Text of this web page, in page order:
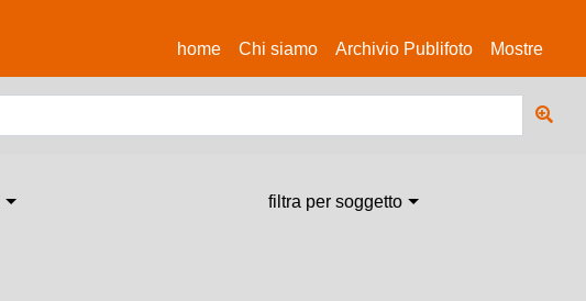
home(current)
Chi siamo Archivio Publifoto Mostre
filtra per soggetto